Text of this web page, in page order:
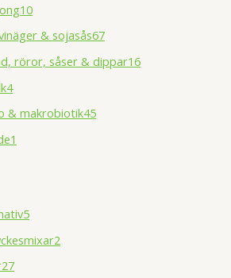
10
& sojasås67
röror, såser & dippar16
4
& makrobiotik45
1
5
2
27